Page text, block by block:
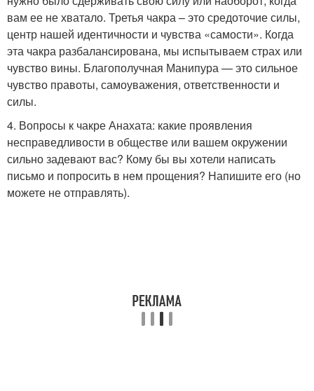
вам ее не хватало. Третья чакра – это средоточие силы,
центр нашей идентичности и чувства «самости». Когда
эта чакра разбалансирована, мы испытываем страх или
чувство вины. Благополучная Манипура — это сильное
чувство правоты, самоуважения, ответственности и
силы.
4. Вопросы к чакре Анахата: какие проявления
несправедливости в обществе или вашем окружении
сильно задевают вас? Кому бы вы хотели написать
письмо и попросить в нем прощения? Напишите его (но
можете не отправлять).